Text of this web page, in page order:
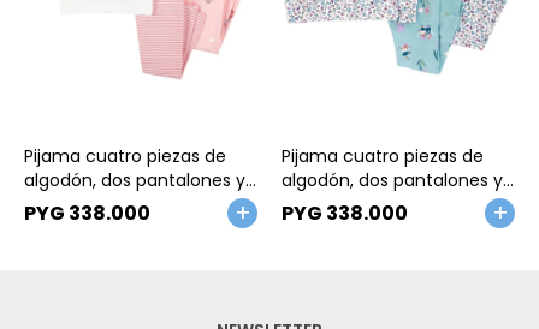
Pijama cuatro piezas de
algodón, dos pantalones y
dos remeras, diseño globo
PYG 338.000
Pijama cuatro piezas de
algodón, dos pantalones y
dos remeras, diseño hadas
PYG 338.000